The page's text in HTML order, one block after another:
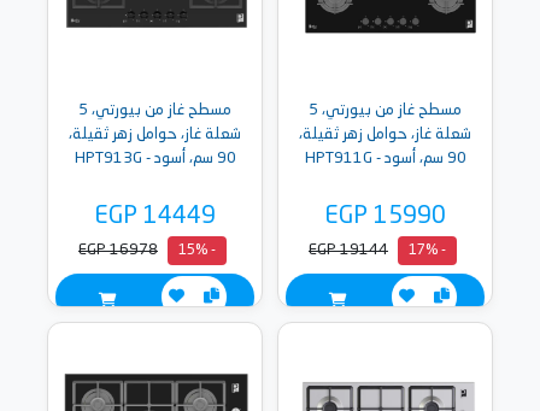
مسطح غاز من بيورتي، 5
شعلة غاز، حوامل زهر ثقيلة،
90 سم، أسود - HPT911G
EGP 15990
- 17%
EGP 19144
مسطح غاز من بيورتي، 5
شعلة غاز، حوامل زهر ثقيلة،
90 سم، أسود - HPT913G
EGP 14449
- 15%
EGP 16978